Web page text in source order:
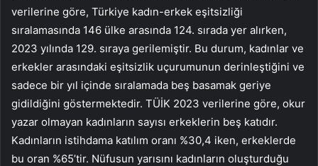
verilerine göre, Türkiye kadın-erkek eşitsizliği
sıralamasında 146 ülke arasında 124. sırada yer alırken,
2023 yılında 129. sıraya gerilemiştir. Bu durum, kadınlar ve
erkekler arasındaki eşitsizlik uçurumunun derinleştiğini ve
sadece bir yıl içinde sıralamada beş basamak geriye
gidildiğini göstermektedir. TÜİK 2023 verilerine göre, okur
yazar olmayan kadınların sayısı erkeklerin beş katıdır.
Kadınların istihdama katılım oranı %30,4 iken, erkeklerde
bu oran %65’tir. Nüfusun yarısını kadınların oluşturduğu